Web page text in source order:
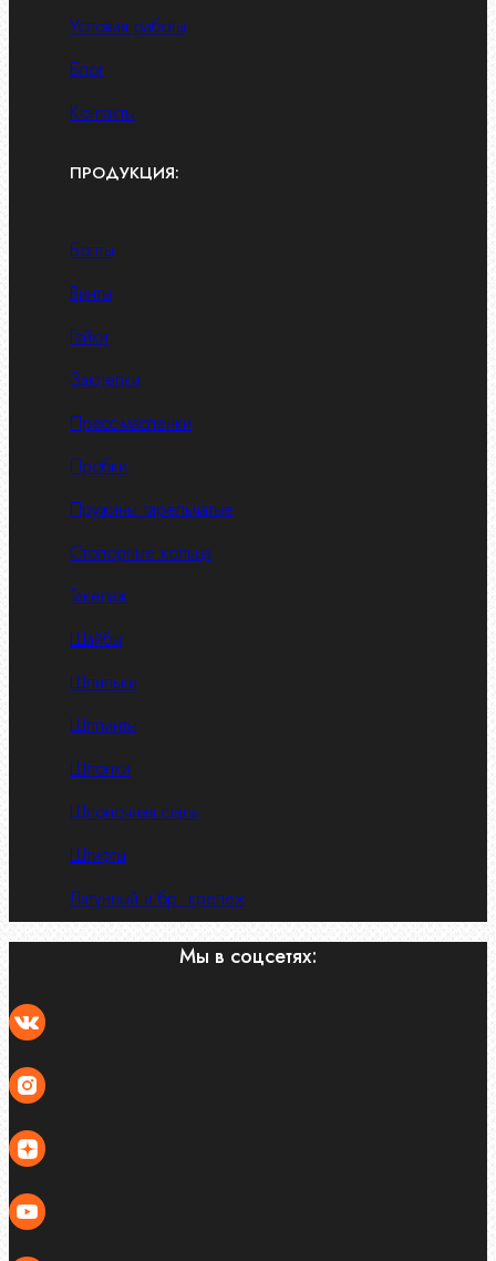
Условия работы
Блог
Контакты
ПРОДУКЦИЯ:
Болты
Винты
Гайки
Заклепки
Пресс-масленки
Пробки
Пружины тарельчатые
Стопорные кольца
Такелаж
Шайбы
Шпильки
Шплинты
Шпонки
Шпоночная сталь
Штифты
Латунный и бр. крепеж
Мы в соцсетях: